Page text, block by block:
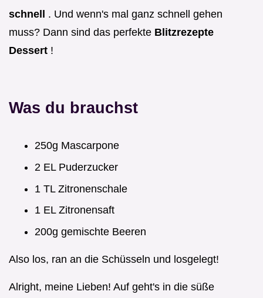
schnell . Und wenn's mal ganz schnell gehen
muss? Dann sind das perfekte Blitzrezepte
Dessert !
Was du brauchst
250g Mascarpone
2 EL Puderzucker
1 TL Zitronenschale
1 EL Zitronensaft
200g gemischte Beeren
Also los, ran an die Schüsseln und losgelegt!
Alright, meine Lieben! Auf geht's in die süße